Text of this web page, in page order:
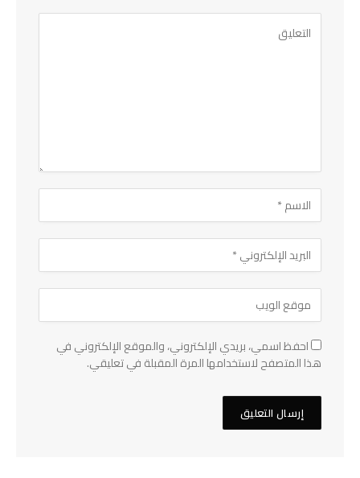
احفظ اسمي، بريدي الإلكتروني، والموقع الإلكتروني في
هذا المتصفح لاستخدامها المرة المقبلة في تعليقي.